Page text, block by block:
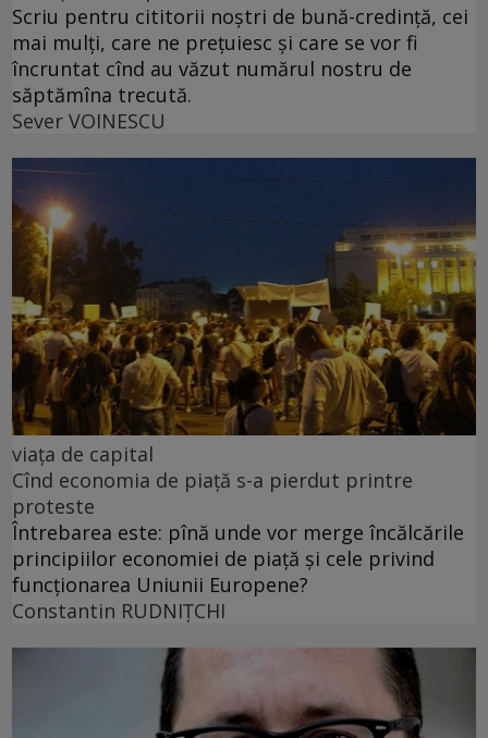
Scriu pentru cititorii noștri de bună-credință, cei
mai mulți, care ne prețuiesc și care se vor fi
încruntat cînd au văzut numărul nostru de
săptămîna trecută.
Sever VOINESCU
viața de capital
Cînd economia de piață s-a pierdut printre
proteste
Întrebarea este: pînă unde vor merge încălcările
principiilor economiei de piață și cele privind
funcționarea Uniunii Europene?
Constantin RUDNIŢCHI